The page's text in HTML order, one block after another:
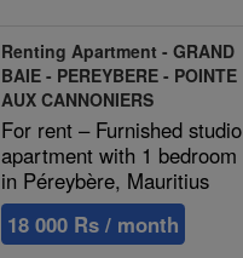
Renting Apartment - GRAND
BAIE - PEREYBERE - POINTE
AUX CANNONIERS
For rent – Furnished studio
apartment with 1 bedroom
in Péreybère, Mauritius
18 000 Rs / month